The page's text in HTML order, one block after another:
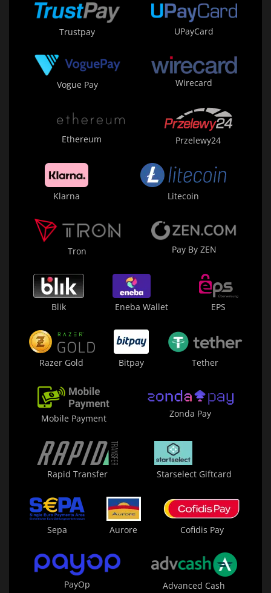
Trustpay UPayCard
Vogue Pay Wirecard
Ethereum Przelewy24
Klarna Litecoin
Tron Pay By ZEN
Blik Eneba Wallet EPS
Razer Gold Bitpay Tether
Mobile Payment Zonda Pay
Rapid Transfer Starselect Giftcard
Sepa Aurore Cofidis Pay
PayOp Advanced Cash